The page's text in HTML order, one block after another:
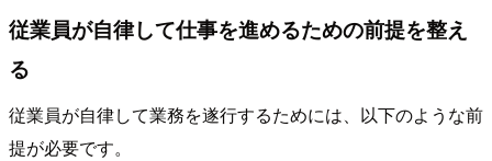
従業員が自律して仕事を進めるための前提を整え
る
従業員が自律して業務を遂行するためには、以下のような前
提が必要です。